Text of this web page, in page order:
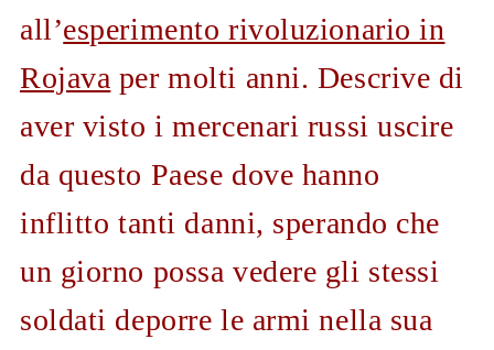
all’esperimento rivoluzionario in
Rojava per molti anni. Descrive di
aver visto i mercenari russi uscire
da questo Paese dove hanno
inflitto tanti danni, sperando che
un giorno possa vedere gli stessi
soldati deporre le armi nella sua